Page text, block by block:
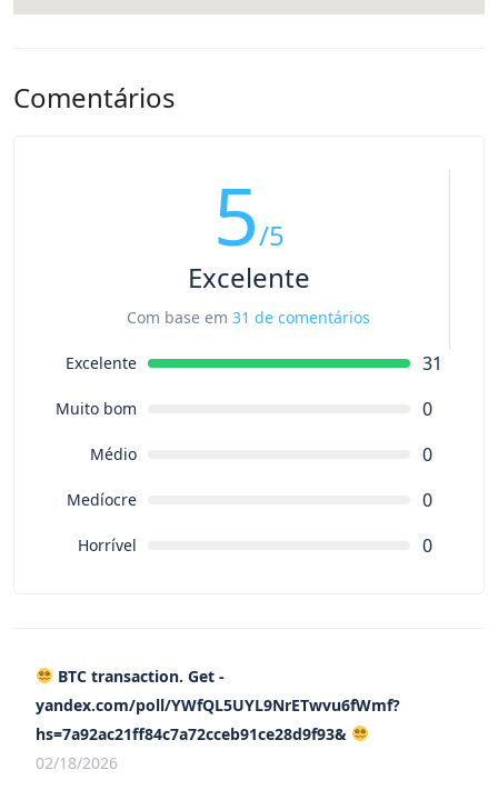
Comentários
5/5
Excelente
Com base em 31 de comentários
Excelente 31
Muito bom 0
Médio 0
Medíocre 0
Horrível 0
BTC transaction. Get -
yandex.com/poll/YWfQL5UYL9NrETwvu6fWmf?
hs=7a92ac21ff84c7a72cceb91ce28d9f93&
02/18/2026